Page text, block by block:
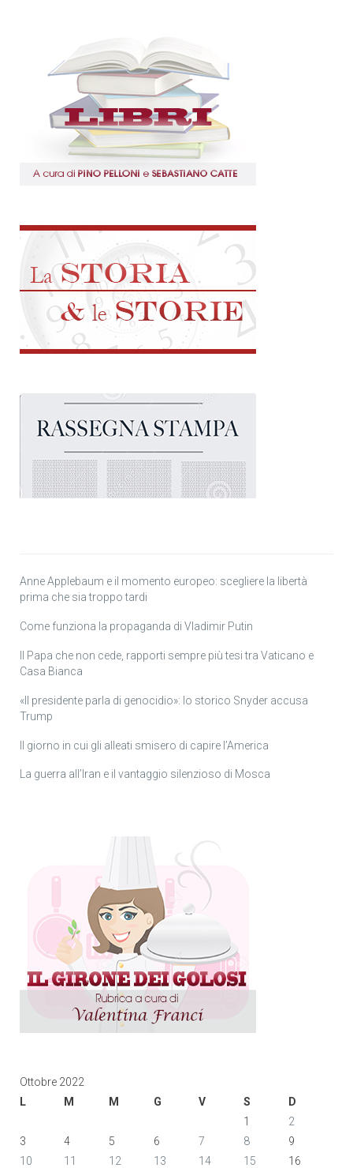
Anne Applebaum e il momento europeo: scegliere la libertà
prima che sia troppo tardi
Come funziona la propaganda di Vladimir Putin
Il Papa che non cede, rapporti sempre più tesi tra Vaticano e
Casa Bianca
«Il presidente parla di genocidio»: lo storico Snyder accusa
Trump
Il giorno in cui gli alleati smisero di capire l’America
La guerra all’Iran e il vantaggio silenzioso di Mosca
Ottobre 2022
L
M M G V S
D
1
2
3
4 5 6 7 8
9
10
11 12 13 14 15
16